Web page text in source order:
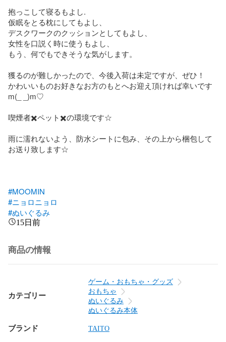
抱っこして寝るもよし.
仮眠をとる枕にしてもよし、
デスクワークのクッションとしてもよし、
女性を口説く時に使うもよし、
もう、何でもできそうな気がします。
獲るのが難しかったので、今後入荷は未定ですが、ぜひ！
かわいいものお好きなお方のもとへお迎え頂ければ幸いです
m(_ _)m♡
喫煙者✖️ペット✖️の環境です☆
雨に濡れないよう、防水シートに包み、その上から梱包して
お送り致します☆
#MOOMIN
#ニョロニョロ
#ぬいぐるみ
15日前
商品の情報
カテゴリー
ゲーム・おもちゃ・グッズ
おもちゃ
ぬいぐるみ
ぬいぐるみ本体
ブランド TAITO